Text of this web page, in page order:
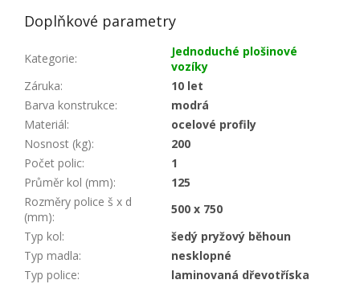
Doplňkové parametry
Kategorie:
Jednoduché plošinové
vozíky
Záruka:
10 let
Barva konstrukce:
modrá
Materiál:
ocelové profily
Nosnost (kg):
200
Počet polic:
1
Průměr kol (mm):
125
Rozměry police š x d
(mm):
500 x 750
Typ kol:
šedý pryžový běhoun
Typ madla:
nesklopné
Typ police:
laminovaná dřevotříska